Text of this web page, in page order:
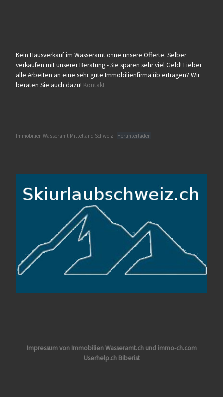
Kein Hausverkauf im Wasseramt ohne unsere Offerte. Selber
verkaufen mit unserer Beratung - Sie sparen sehr viel Geld! Lieber
alle Arbeiten an eine sehr gute Immobilienfirma üb ertragen? Wir
beraten Sie auch dazu! Kontakt
Immobilien Wasseramt Mittelland Schweiz Herunterladen
Impressum von Immobilien Wasseramt.ch und immo-ch.com
Userhelp.ch Biberist